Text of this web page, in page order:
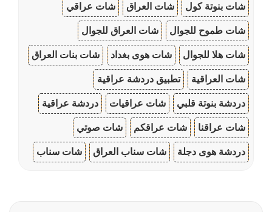
شات بنوتة كول شات العراق شات عراقي
شات طموح للجوال شات العراق للجوال
شات هلا للجوال شات هوى بغداد شات بنات العراق
شات العراقية تطبيق دردشة عراقية
دردشة بنوتة قلبي شات عراقيات دردشة عراقية
شات عراقنا شات عراقكم شات صوتي
دردشة هوى دجلة شات سناب العراق شات سناب